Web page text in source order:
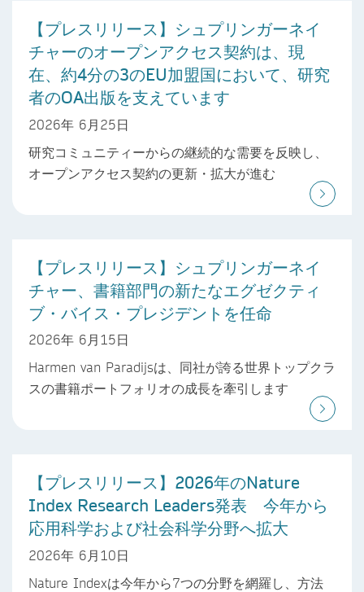
【プレスリリース】シュプリンガーネイ
チャーのオープンアクセス契約は、現
在、約4分の3のEU加盟国において、研究
者のOA出版を支えています
2026年 6月25日
研究コミュニティーからの継続的な需要を反映し、
オープンアクセス契約の更新・拡大が進む
【プレスリリース】シュプリンガーネイ
チャー、書籍部門の新たなエグゼクティ
ブ・バイス・プレジデントを任命
2026年 6月15日
Harmen van Paradijsは、同社が誇る世界トップクラ
スの書籍ポートフォリオの成長を牽引します
【プレスリリース】2026年のNature
Index Research Leaders発表 今年から
応用科学および社会科学分野へ拡大
2026年 6月10日
Nature Indexは今年から7つの分野を網羅し、方法